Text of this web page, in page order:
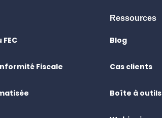
Fiscale
Ressources
Blog
Cas clients
Boîte à outils